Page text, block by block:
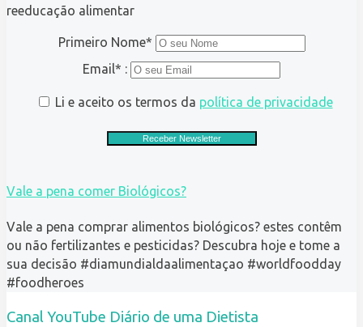
reeducação alimentar
Primeiro Nome*
Email* :
Li e aceito os termos da política de privacidade
Vale a pena comer Biológicos?
Vale a pena comprar alimentos biológicos? estes contêm
ou não fertilizantes e pesticidas? Descubra hoje e tome a
sua decisão #diamundialdaalimentaçao #worldfoodday
#foodheroes
Canal YouTube Diário de uma Dietista